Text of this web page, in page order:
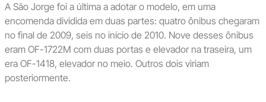
A São Jorge foi a última a adotar o modelo, em uma
encomenda dividida em duas partes: quatro ônibus chegaram
no final de 2009, seis no início de 2010. Nove desses ônibus
eram OF-1722M com duas portas e elevador na traseira, um
era OF-1418, elevador no meio. Outros dois viriam
posteriormente.